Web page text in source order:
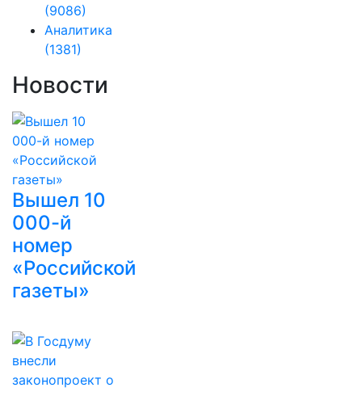
(9086)
Аналитика
(1381)
Новости
Вышел 10
000-й
номер
«Российской
газеты»